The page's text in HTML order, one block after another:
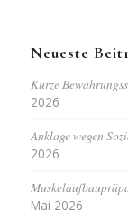
Neueste
Kurze
2026
Anklage wegen
2026
Mai 2026